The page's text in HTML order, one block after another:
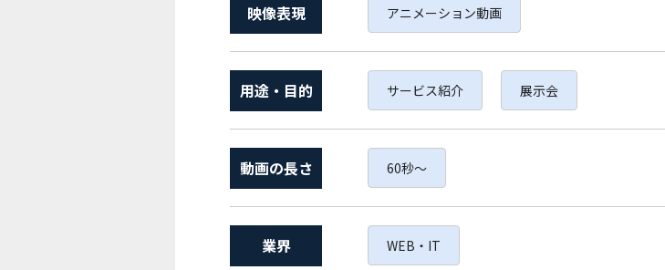
映像表現 アニメーション動画
用途・目的 サービス紹介 展示会
動画の長さ 60秒〜
業界 WEB・IT